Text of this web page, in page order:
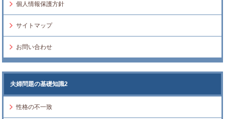
個人情報保護方針
サイトマップ
お問い合わせ
夫婦問題の基礎知識2
性格の不一致